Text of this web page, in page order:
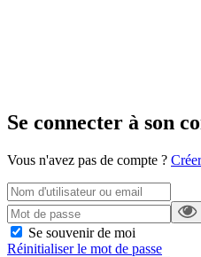
Se connecter à son
Vous n'avez pas de compte ?
Se souvenir de moi
Réinitialiser le mot de passe